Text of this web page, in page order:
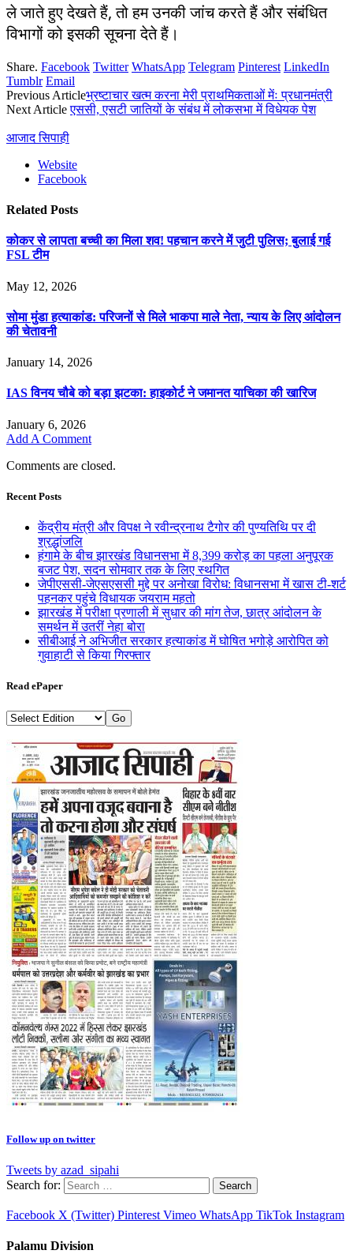
ले जाते हुए देखते हैं, तो हम उनकी जांच करते हैं और संबंधित
विभागों को इसकी सूचना देते हैं।
Share. Facebook Twitter WhatsApp Telegram Pinterest LinkedIn
Tumblr Email
Previous Articleभ्रष्टाचार खत्म करना मेरी प्राथमिकताओं मेंः प्रधानमंत्री
Next Articleएससी, एसटी जातियों के संबंध में लोकसभा में विधेयक पेश
आजाद सिपाही
Website
Facebook
Related Posts
कोकर से लापता बच्ची का मिला शव! पहचान करने में जुटी पुलिस; बुलाई गई
FSL टीम
May 12, 2026
सोमा मुंडा हत्याकांड: परिजनों से मिले भाकपा माले नेता, न्याय के लिए आंदोलन
की चेतावनी
January 14, 2026
IAS विनय चौबे को बड़ा झटका: हाइकोर्ट ने जमानत याचिका की खारिज
January 6, 2026
Add A Comment
Comments are closed.
Recent Posts
केंद्रीय मंत्री और विपक्ष ने रवीन्द्रनाथ टैगोर की पुण्यतिथि पर दी
श्रद्धांजलि
हंगामे के बीच झारखंड विधानसभा में 8,399 करोड़ का पहला अनुपूरक
बजट पेश, सदन सोमवार तक के लिए स्थगित
जेपीएससी-जेएसएससी मुद्दे पर अनोखा विरोध: विधानसभा में खास टी-शर्ट
पहनकर पहुंचे विधायक जयराम महतो
झारखंड में परीक्षा प्रणाली में सुधार की मांग तेज, छात्र आंदोलन के
समर्थन में उतरीं नेहा बोरा
सीबीआई ने अभिजीत सरकार हत्याकांड में घोषित भगोड़े आरोपित को
गुवाहाटी से किया गिरफ्तार
Read ePaper
Follow up on twitter
Tweets by azad_sipahi
Search for:
Facebook X (Twitter) Pinterest Vimeo WhatsApp TikTok Instagram
Palamu Division